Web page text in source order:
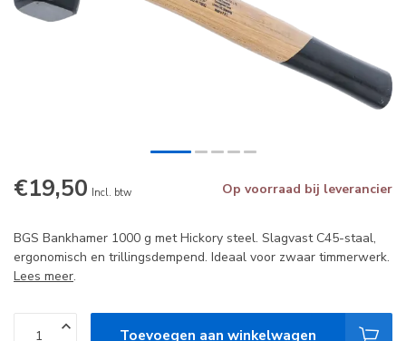
€19,50 Incl. btw Op voorraad bij leverancier
BGS Bankhamer 1000 g met Hickory steel. Slagvast C45-staal,
ergonomisch en trillingsdempend. Ideaal voor zwaar timmerwerk.
Lees meer.
Toevoegen aan winkelwagen